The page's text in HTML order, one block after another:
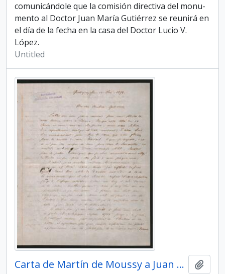
comunicándole que la comisión directiva del monu­
mento al Doctor Juan María Gutiérrez se reunirá en
el día de la fecha en la casa del Doctor Lucio V.
López.
Untitled
Carta de Martín de Moussy a Juan María Gutiérrez, felicitándolo por su feliz retorno a Pa­raná